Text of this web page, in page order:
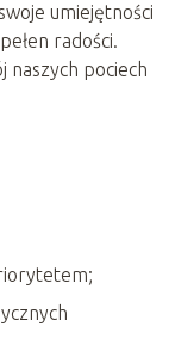
umiejętności
radości.
pociech